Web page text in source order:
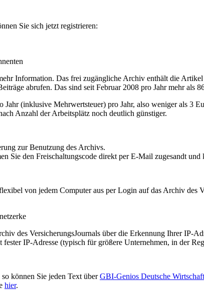
Sie sich jetzt registrieren:
Information. Das frei zugängliche Archiv enthält die
abrufen. Das sind seit Februar 2008 pro Jahr mehr
Jahr (inklusive Mehrwertsteuer) pro Jahr, also weniger als 3
Anzahl der Arbeitsplätz noch deutlich günstiger.
zur Benutzung des Archivs.
Sie den Freischaltungscode direkt per E-Mail zugesandt
von jedem Computer aus per Login auf das Archiv des
des VersicherungsJournals über die Erkennung Ihrer IP-
IP-Adresse (typisch für größere Unternehmen, in der
können Sie jeden Text überGBI-Genios Deutsche
hier.